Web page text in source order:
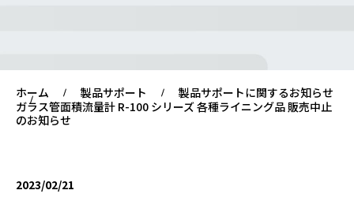
ホーム 製品サポート
製品サポートに関するお知らせ
ガラス管面積流量計 R-100 シリーズ 各種ライニング品 販売中止
のお知らせ
2023/02/21